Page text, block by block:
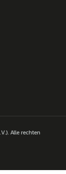
Alle rechten